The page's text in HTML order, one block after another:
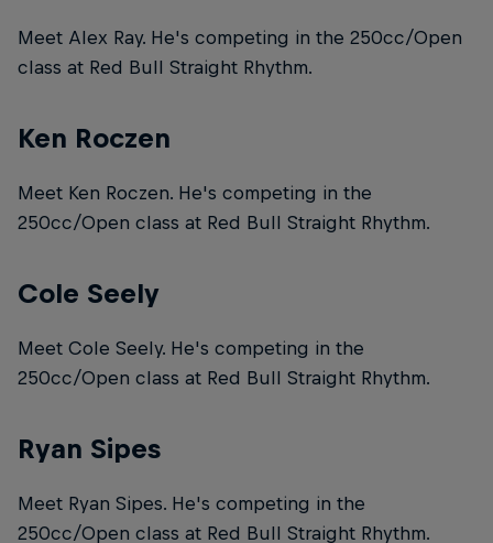
Meet Alex Ray. He's competing in the 250cc/Open
class at Red Bull Straight Rhythm.
Ken Roczen
Meet Ken Roczen. He's competing in the
250cc/Open class at Red Bull Straight Rhythm.
Cole Seely
Meet Cole Seely. He's competing in the
250cc/Open class at Red Bull Straight Rhythm.
Ryan Sipes
Meet Ryan Sipes. He's competing in the
250cc/Open class at Red Bull Straight Rhythm.